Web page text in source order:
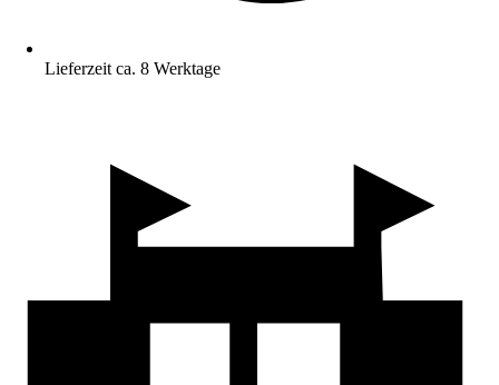
Lieferzeit ca. 8 Werktage